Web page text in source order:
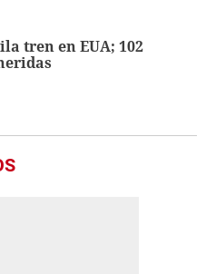
tren en EUA; 102